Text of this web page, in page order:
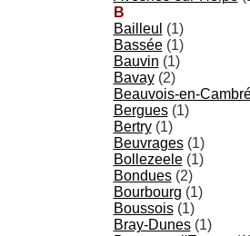
B
Bailleul (1)
Bassée(1)
Bauvin (1)
Bavay(2)
Beauvois-en-
Bergues(1)
Bertry(1)
Beuvrages(1)
Bollezeele(1)
Bondues(2)
Bourbourg (1)
Boussois(1)
Bray-Dunes(1)